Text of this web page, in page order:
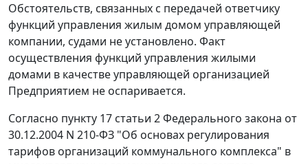
Обстоятельств, связанных с передачей ответчику
функций управления жилым домом управляющей
компании, судами не установлено. Факт
осуществления функций управления жилыми
домами в качестве управляющей организацией
Предприятием не оспаривается.
Согласно пункту 17 статьи 2Федерального закона от
30.12.2004 N 210-ФЗ "Об основах регулирования
тарифов организаций коммунального комплекса" в